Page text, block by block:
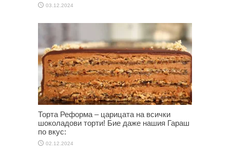
03.12.2024
Торта Реформа – царицата на всички
шоколадови торти! Бие даже нашия Гараш
по вкус:
02.12.2024